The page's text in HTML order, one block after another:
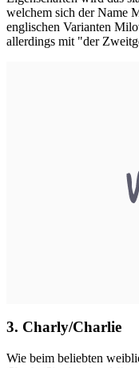
welchem sich der Name
englischen Varianten
allerdings mit "der
3. Charly/Charlie
Wie beim beliebten